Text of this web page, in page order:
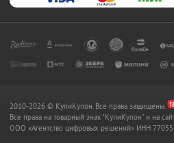
2010-2026 © КупиКупон. Все права защищены.
Все права на товарный знак "КупиКупон" и на
OOO «Агентство цифровых решений» ИНН